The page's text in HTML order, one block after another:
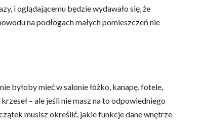
i oglądającemu będzie wydawało się, że
na podłogach małych pomieszczeń nie
byłoby mieć w salonie łóżko, kanapę, fotele,
– ale jeśli nie masz na to odpowiedniego
musisz określić, jakie funkcje dane wnętrze